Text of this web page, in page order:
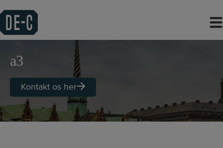
til
indholdet
a3
Kontakt os her